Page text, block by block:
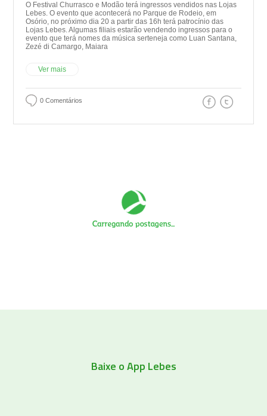
O Festival Churrasco e Modão terá ingressos vendidos nas Lojas
Lebes. O evento que acontecerá no Parque de Rodeio, em
Osório, no próximo dia 20 a partir das 16h terá patrocínio das
Lojas Lebes. Algumas filiais estarão vendendo ingressos para o
evento que terá nomes da música serteneja como Luan Santana,
Zezé di Camargo, Maiara
Ver mais
0 Comentários
Baixe o App Lebes